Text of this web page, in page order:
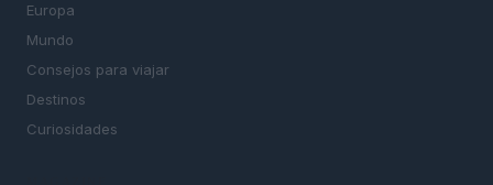
Europa
Mundo
Consejos para viajar
Destinos
Curiosidades